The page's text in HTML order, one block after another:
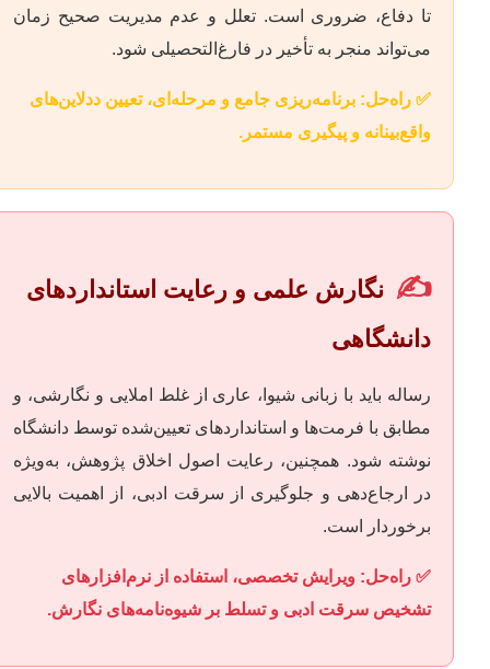
تا دفاع، ضروری است. تعلل و عدم مدیریت صحیح زمان
می‌تواند منجر به تأخیر در فارغ‌التحصیلی شود.
✅ راه‌حل: برنامه‌ریزی جامع و مرحله‌ای، تعیین ددلاین‌های
واقع‌بینانه و پیگیری مستمر.
✍️
نگارش علمی و رعایت استانداردهای
دانشگاهی
رساله باید با زبانی شیوا، عاری از غلط املایی و نگارشی، و
مطابق با فرمت‌ها و استانداردهای تعیین‌شده توسط دانشگاه
نوشته شود. همچنین، رعایت اصول اخلاق پژوهش، به‌ویژه
در ارجاع‌دهی و جلوگیری از سرقت ادبی، از اهمیت بالایی
برخوردار است.
✅ راه‌حل: ویرایش تخصصی، استفاده از نرم‌افزارهای
تشخیص سرقت ادبی و تسلط بر شیوه‌نامه‌های نگارش.